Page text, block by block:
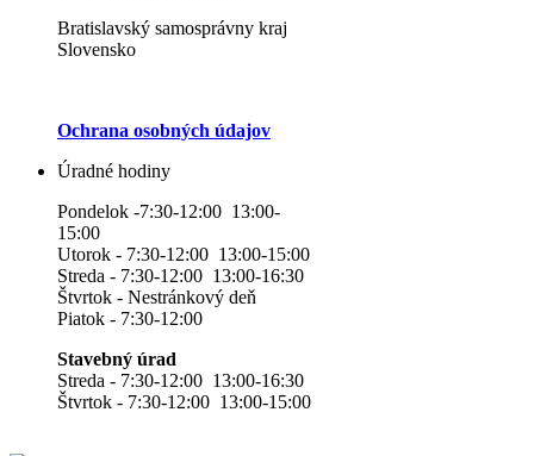
Bratislavský samosprávny kraj
Slovensko
Ochrana osobných údajov
Úradné hodiny
Pondelok -7:30-12:00 13:00-
15:00
Utorok - 7:30-12:00 13:00-15:00
Streda - 7:30-12:00 13:00-16:30
Štvrtok - Nestránkový deň
Piatok - 7:30-12:00
Stavebný úrad
Streda - 7:30-12:00 13:00-16:30
Štvrtok - 7:30-12:00 13:00-15:00